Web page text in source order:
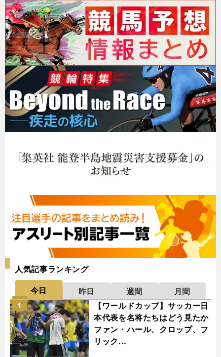
人気記事ランキング
今日 昨日 週間
月間
【ワールドカップ】サッカー日
本代表を名将たちはどう見たか
ファン・ハール、クロップ、フ
リック...
1